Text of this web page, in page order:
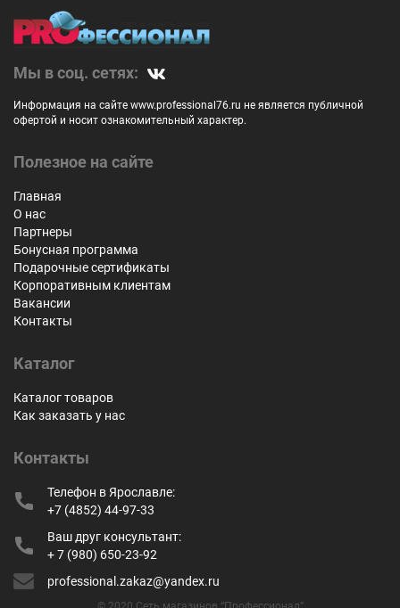
Мы в соц. сетях:
Информация на сайте www.professional76.ru не является публичной
офертой и носит ознакомительный характер.
Полезное на сайте
Главная
О нас
Партнеры
Бонусная программа
Подарочные сертификаты
Корпоративным клиентам
Вакансии
Контакты
Каталог
Каталог товаров
Как заказать у нас
Контакты
Телефон в Ярославле:
+7 (4852) 44-97-33
Ваш друг консультант:
+ 7 (980) 650-23-92
professional.zakaz@yandex.ru